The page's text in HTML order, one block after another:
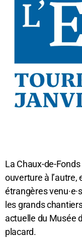
La Chaux-de-
ouverture à
étrangères
les grands
actuelle du Musée
placard.